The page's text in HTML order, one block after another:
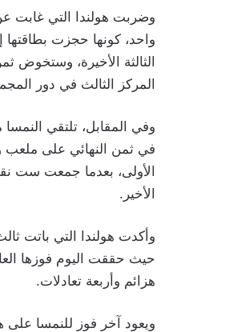
واحد، كونها حجزت
المركز الثالث في دور
وفي المقابل، تلتقي النمسا
الأولى، بعدما جمعت ست
الأخير.
وأكدت هولندا التي باتت
هزائم وأربعة تعادلات.
ويعود آخر فوز للنمسا على هولندا إلى 30 ماي 1990 عندما فازت 3-